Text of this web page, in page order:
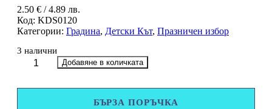
2.50 € / 4.89 лв.
Код: KDS0120
Категории: Градина, Детски Кът, Празничен избор
3 налични
количествоДобавяне в количката
БЪРЗА ПОРЪЧКА